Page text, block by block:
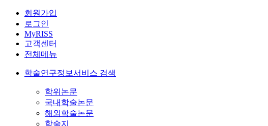
회원가입
로그인
MyRISS
고객센터
전체메뉴
학술연구정보서비스 검색
학위논문
국내학술논문
해외학술논문
학술지